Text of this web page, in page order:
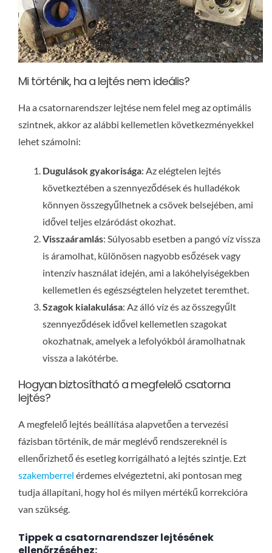
Mi történik, ha a lejtés nem ideális?
Ha a csatornarendszer lejtése nem felel meg az optimális
szintnek, akkor az alábbi kellemetlen következményekkel
lehet számolni:
Dugulások gyakorisága: Az elégtelen lejtés
következtében a szennyeződések és hulladékok
könnyen összegyűlhetnek a csövek belsejében, ami
idővel teljes elzáródást okozhat.
Visszaáramlás: Súlyosabb esetben a pangó víz vissza
is áramolhat, különösen nagyobb esőzések vagy
intenzív használat idején, ami a lakóhelyiségekben
kellemetlen és egészségtelen helyzetet teremthet.
Szagok kialakulása: Az álló víz és az összegyűlt
szennyeződések idővel kellemetlen szagokat
okozhatnak, amelyek a lefolyókból áramolhatnak
vissza a lakótérbe.
Hogyan biztosítható a megfelelő csatorna
lejtés?
A megfelelő lejtés beállítása alapvetően a tervezési
fázisban történik, de már meglévő rendszereknél is
ellenőrizhető és esetleg korrigálható a lejtés szintje. Ezt
szakemberrel érdemes elvégeztetni, aki pontosan meg
tudja állapítani, hogy hol és milyen mértékű korrekcióra
van szükség.
Tippek a csatornarendszer lejtésének
ellenőrzéséhez: